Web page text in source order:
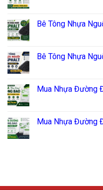
Bê Tông Nhựa
Bê Tông Nhựa
Mua Nhựa Đường
Mua Nhựa Đường